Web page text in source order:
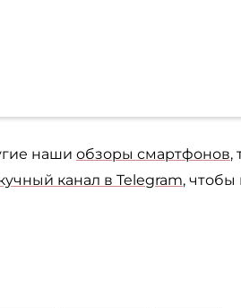
наши обзоры смартфонов,
канал в Telegram, чтобы